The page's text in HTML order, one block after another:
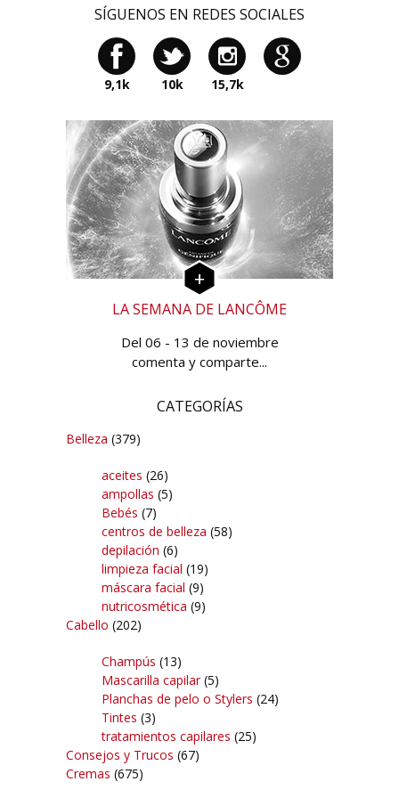
SÍGUENOS EN REDES SOCIALES
9,1k 10k 15,7k
LA SEMANA DE LANCÔME
Del 06 - 13 de noviembre
comenta y comparte...
CATEGORÍAS
Belleza (379)
aceites (26)
ampollas (5)
Bebés (7)
centros de belleza (58)
depilación (6)
limpieza facial (19)
máscara facial (9)
nutricosmética (9)
Cabello (202)
Champús (13)
Mascarilla capilar(5)
Planchas de pelo o Stylers (24)
Tintes (3)
tratamientos capilares (25)
Consejos y Trucos (67)
Cremas (675)